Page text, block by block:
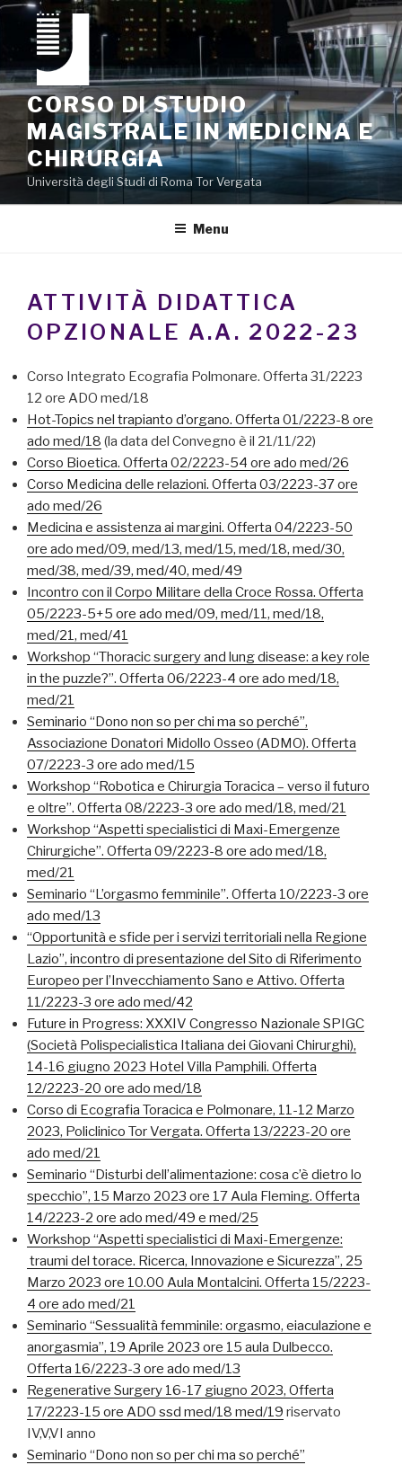
Salta
contenuto
CORSO DI STUDIO
MAGISTRALE IN MEDICINA E
CHIRURGIA
Università degli Studi di Roma Tor Vergata
Menu
ATTIVITÀ DIDATTICA
OPZIONALE A.A. 2022-23
Corso Integrato Ecografia Polmonare. Offerta 31/2223
12 ore ADO med/18
Hot-Topics nel trapianto d’organo. Offerta 01/2223-8 ore
ado med/18 (la data del Convegno è il 21/11/22)
Corso Bioetica. Offerta 02/2223-54 ore ado med/26
Corso Medicina delle relazioni. Offerta 03/2223-37 ore
ado med/26
Medicina e assistenza ai margini. Offerta 04/2223-50
ore ado med/09, med/13, med/15, med/18, med/30,
med/38, med/39, med/40, med/49
Incontro con il Corpo Militare della Croce Rossa. Offerta
05/2223-5+5 ore ado med/09, med/11, med/18,
med/21, med/41
Workshop “Thoracic surgery and lung disease: a key role
in the puzzle?”. Offerta 06/2223-4 ore ado med/18,
med/21
Seminario “Dono non so per chi ma so perché”,
Associazione Donatori Midollo Osseo (ADMO). Offerta
07/2223-3 ore ado med/15
Workshop “Robotica e Chirurgia Toracica – verso il futuro
e oltre”. Offerta 08/2223-3 ore ado med/18, med/21
Workshop “Aspetti specialistici di Maxi-Emergenze
Chirurgiche”. Offerta 09/2223-8 ore ado med/18,
med/21
Seminario “L’orgasmo femminile”. Offerta 10/2223-3 ore
ado med/13
“Opportunità e sfide per i servizi territoriali nella Regione
Lazio”, incontro di presentazione del Sito di Riferimento
Europeo per l’Invecchiamento Sano e Attivo. Offerta
11/2223-3 ore ado med/42
Future in Progress: XXXIV Congresso Nazionale SPIGC
(Società Polispecialistica Italiana dei Giovani Chirurghi),
14-16 giugno 2023 Hotel Villa Pamphili. Offerta
12/2223-20 ore ado med/18
Corso di Ecografia Toracica e Polmonare, 11-12 Marzo
2023, Policlinico Tor Vergata. Offerta 13/2223-20 ore
ado med/21
Seminario “Disturbi dell’alimentazione: cosa c’è dietro lo
specchio”, 15 Marzo 2023 ore 17 Aula Fleming. Offerta
14/2223-2 ore ado med/49 e med/25
Workshop “Aspetti specialistici di Maxi-Emergenze:
traumi del torace. Ricerca, Innovazione e Sicurezza”, 25
Marzo 2023 ore 10.00 Aula Montalcini. Offerta 15/2223-
4 ore ado med/21
Seminario “Sessualità femminile: orgasmo, eiaculazione e
anorgasmia”, 19 Aprile 2023 ore 15 aula Dulbecco.
Offerta 16/2223-3 ore ado med/13
Regenerative Surgery 16-17 giugno 2023, Offerta
17/2223-15 ore ADO ssd med/18 med/19 riservato
IV,V,VI anno
Seminario “Dono non so per chi ma so perché”